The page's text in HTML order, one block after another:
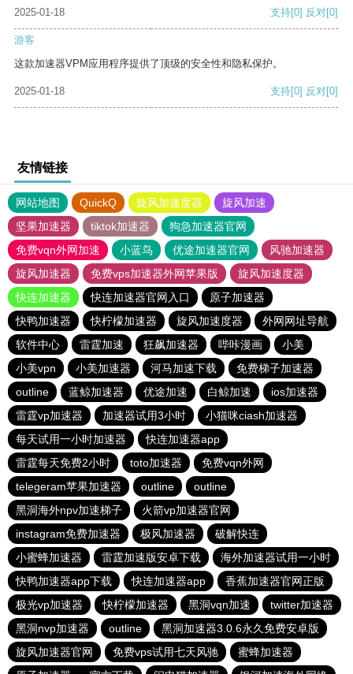
2025-01-18
支持[0] 反对[0]
游客
这款加速器VPM应用程序提供了顶级的安全性和隐私保护。
2025-01-18 支持[0] 反对[0]
友情链接
网站地图 QuickQ 旋风加速度器
旋风加速
坚果加速器
tiktok加速器
狗急加速器官网
免费vqn外网加速
小蓝鸟 优途加速器官网
风驰加速器
旋风加速器
免费vps加速器外网苹果版
旋风加速度器
快连加速器
快连加速器官网入口
原子加速器
快鸭加速器
快柠檬加速器 旋风加速度器
外网网址导航
软件中心
雷霆加速 狂飙加速器 哔咔漫画
小美
小美vpn
小美加速器 河马加速下载
免费梯子加速器
outline
蓝鲸加速器 优途加速 白鲸加速
ios加速器
雷霆vp加速器
加速器试用3小时
小猫咪ciash加速器
每天试用一小时加速器
快连加速器app
雷霆每天免费2小时
toto加速器
免费vqn外网
telegeram苹果加速器
outline
outline
黑洞海外npv加速梯子
火箭vp加速器官网
instagram免费加速器
极风加速器
破解快连
小蜜蜂加速器
雷霆加速版安卓下载
海外加速器试用一小时
快鸭加速器app下载
快连加速器app
香蕉加速器官网正版
极光vp加速器
快柠檬加速器 黑洞vqn加速
twitter加速器
黑洞nvp加速器
outline
黑洞加速器3.0.6永久免费安卓版
旋风加速器官网
免费vps试用七天风驰
蜜蜂加速器